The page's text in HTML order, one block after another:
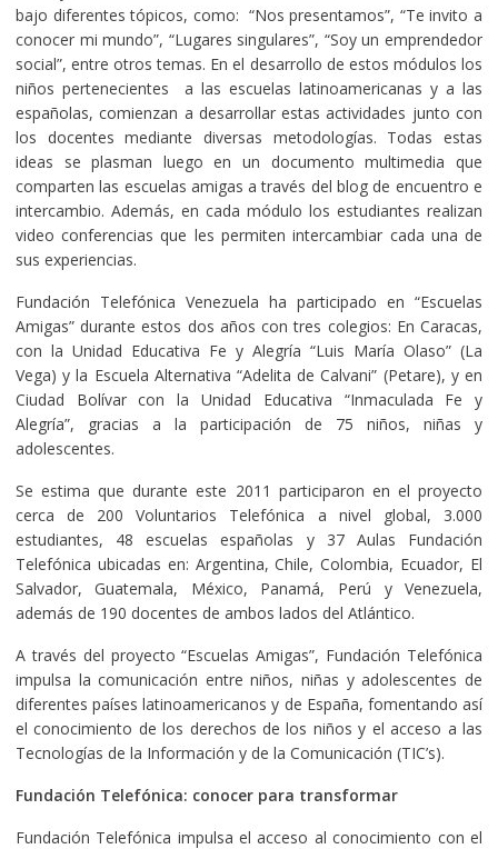
bajo diferentes tópicos, como: “Nos presentamos”, “Te invito a
conocer mi mundo”, “Lugares singulares”, “Soy un emprendedor
social”, entre otros temas. En el desarrollo de estos módulos los
niños pertenecientes a las escuelas latinoamericanas y a las
españolas, comienzan a desarrollar estas actividades junto con
los docentes mediante diversas metodologías. Todas estas
ideas se plasman luego en un documento multimedia que
comparten las escuelas amigas a través del blog de encuentro e
intercambio. Además, en cada módulo los estudiantes realizan
video conferencias que les permiten intercambiar cada una de
sus experiencias.
Fundación Telefónica Venezuela ha participado en “Escuelas
Amigas” durante estos dos años con tres colegios: En Caracas,
con la Unidad Educativa Fe y Alegría “Luis María Olaso” (La
Vega) y la Escuela Alternativa “Adelita de Calvani” (Petare), y en
Ciudad Bolívar con la Unidad Educativa “Inmaculada Fe y
Alegría”, gracias a la participación de 75 niños, niñas y
adolescentes.
Se estima que durante este 2011 participaron en el proyecto
cerca de 200 Voluntarios Telefónica a nivel global, 3.000
estudiantes, 48 escuelas españolas y 37 Aulas Fundación
Telefónica ubicadas en: Argentina, Chile, Colombia, Ecuador, El
Salvador, Guatemala, México, Panamá, Perú y Venezuela,
además de 190 docentes de ambos lados del Atlántico.
A través del proyecto “Escuelas Amigas”, Fundación Telefónica
impulsa la comunicación entre niños, niñas y adolescentes de
diferentes países latinoamericanos y de España, fomentando así
el conocimiento de los derechos de los niños y el acceso a las
Tecnologías de la Información y de la Comunicación (TIC’s).
Fundación Telefónica: conocer para transformar
Fundación Telefónica impulsa el acceso al conocimiento con el